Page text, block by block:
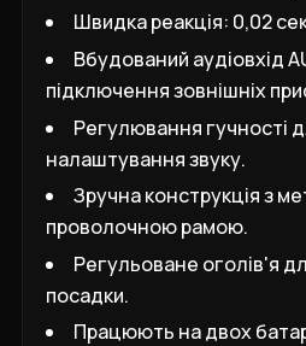
Швидка реакція: 0,02
Вбудований аудіовхід
підключення зовнішніх
Регулювання гучності
налаштування звуку.
Зручна конструкція з
проволочною рамою.
Регульоване оголів'я
посадки.
Працюють на двох